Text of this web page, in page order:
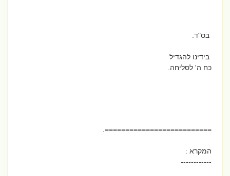
בס"ד.
בידינו להגדיל
כח ה' לסליחה.
==========================.
המקרא :
------------